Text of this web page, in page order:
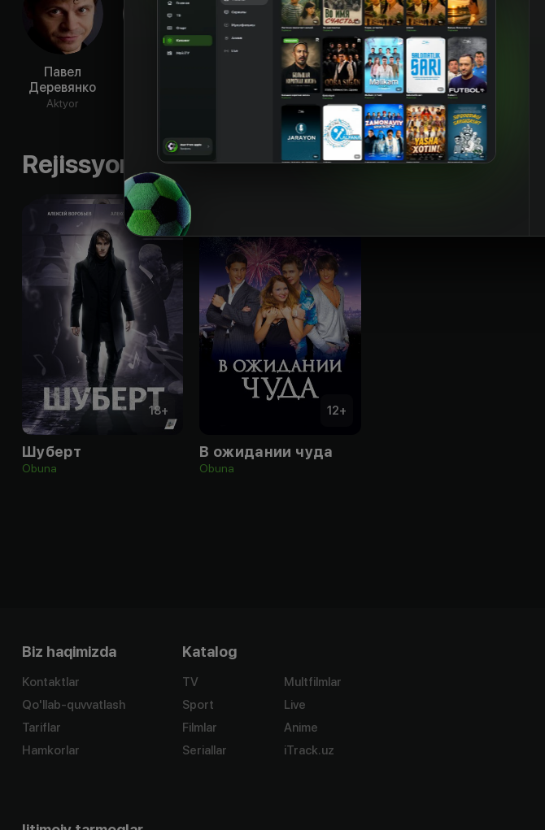
Павел
Деревянко
Aktyor
Татьяна
Орлова
Сергей
Рубеко
Aktyor
Екатерина
Гусева
Aktyor
Rejissyorning boshqa ishlari
18+
Шуберт
Obuna
12+
В ожидании чуда
Obuna
Biz haqimizda
Kontaktlar
Qo'llab-quvvatlash
Tariflar
Hamkorlar
Katalog
TV
Sport
Filmlar
Seriallar
Multfilmlar
Live
Anime
iTrack.uz